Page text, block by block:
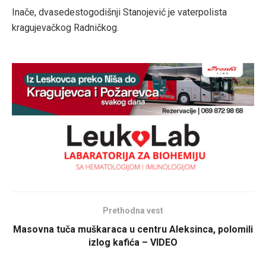
Inače, dvasedestogodišnji Stanojević je vaterpolista
kragujevačkog Radničkog.
Prethodna vest
Masovna tuča muškaraca u centru Aleksinca, polomili
izlog kafića – VIDEO